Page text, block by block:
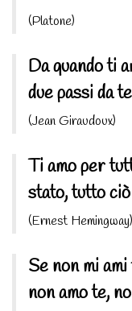
(Platone)
Da quando ti
due passi da
(Jean Giraudoux)
Ti amo per
stato, tutto
(Ernest Hemingway)
Se non mi
non amo te,